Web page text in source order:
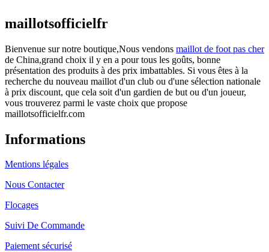
maillotsofficielfr
Bienvenue sur notre boutique,Nous vendons maillot de foot pas cher
de China,grand choix il y en a pour tous les goûts, bonne
présentation des produits à des prix imbattables. Si vous êtes à la
recherche du nouveau maillot d'un club ou d'une sélection nationale
à prix discount, que cela soit d'un gardien de but ou d'un joueur,
vous trouverez parmi le vaste choix que propose
maillotsofficielfr.com
Informations
Mentions légales
Nous Contacter
Flocages
Suivi De Commande
Paiement sécurisé